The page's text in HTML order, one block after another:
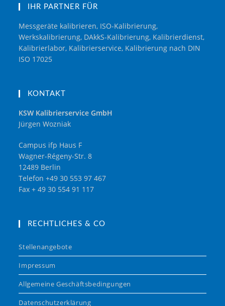
IHR PARTNER FÜR
Messgeräte kalibrieren, ISO-Kalibrierung,
Werkskalibrierung, DAkkS-Kalibrierung, Kalibrierdienst,
Kalibrierlabor, Kalibrierservice, Kalibrierung nach DIN
ISO 17025
KONTAKT
KSW Kalibrierservice GmbH
Jürgen Wozniak
Campus ifp Haus F
Wagner-Régeny-Str. 8
12489 Berlin
Telefon +49 30 553 97 467
Fax + 49 30 554 91 117
RECHTLICHES & CO
Stellenangebote
Impressum
Allgemeine Geschäftsbedingungen
Datenschutzerklärung